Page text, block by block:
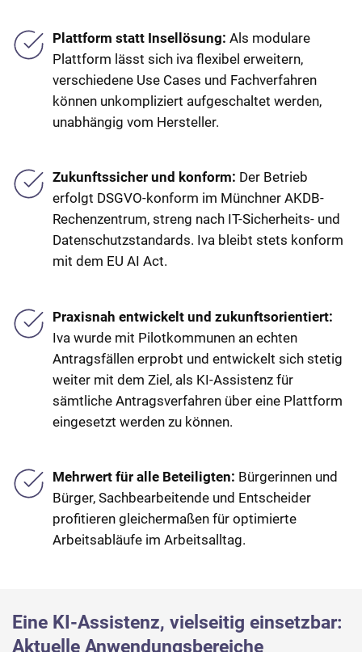
Plattform statt Insellösung: Als modulare
Plattform lässt sich iva flexibel erweitern,
verschiedene Use Cases und Fachverfahren
können unkompliziert aufgeschaltet werden,
unabhängig vom Hersteller.
Zukunftssicher und konform: Der Betrieb
erfolgt DSGVO-konform im Münchner AKDB-
Rechenzentrum, streng nach IT-Sicherheits- und
Datenschutzstandards. Iva bleibt stets konform
mit dem EU AI Act.
Praxisnah entwickelt und zukunftsorientiert:
Iva wurde mit Pilotkommunen an echten
Antragsfällen erprobt und entwickelt sich stetig
weiter mit dem Ziel, als KI-Assistenz für
sämtliche Antragsverfahren über eine Plattform
eingesetzt werden zu können.
Mehrwert für alle Beteiligten: Bürgerinnen und
Bürger, Sachbearbeitende und Entscheider
profitieren gleichermaßen für optimierte
Arbeitsabläufe im Arbeitsalltag.
Eine KI-Assistenz, vielseitig einsetzbar:
Aktuelle Anwendungsbereiche